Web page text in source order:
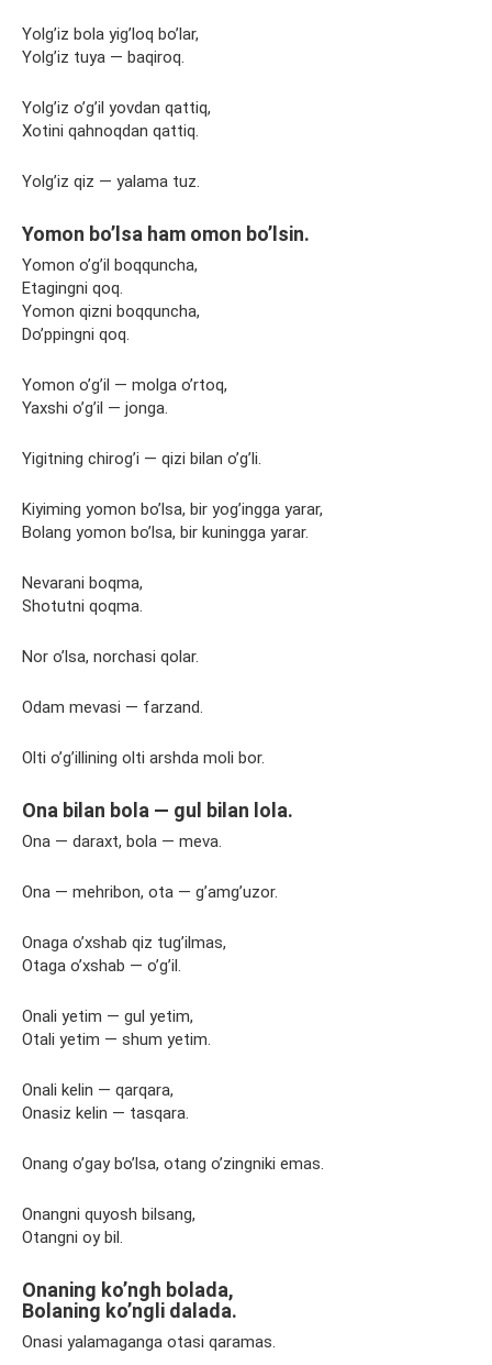
Yolg’iz bola yig’loq bo’lar,
Yolg’iz tuya — baqiroq.
Yolg’iz o’g’il yovdan qattiq,
Xotini qahnoqdan qattiq.
Yolg’iz qiz — yalama tuz.
Yomon bo’lsa ham omon bo’lsin.
Yomon o’g’il boqquncha,
Etagingni qoq.
Yomon qizni boqquncha,
Do’ppingni qoq.
Yomon o’g’il — molga o’rtoq,
Yaxshi o’g’il — jonga.
Yigitning chirog’i — qizi bilan o’g’li.
Kiyiming yomon bo’lsa, bir yog’ingga yarar,
Bolang yomon bo’lsa, bir kuningga yarar.
Nevarani boqma,
Shotutni qoqma.
Nor o’lsa, norchasi qolar.
Odam mevasi — farzand.
Olti o’g’illining olti arshda moli bor.
Ona bilan bola — gul bilan lola.
Ona — daraxt, bola — meva.
Ona — mehribon, ota — g’amg’uzor.
Onaga o’xshab qiz tug’ilmas,
Otaga o’xshab — o’g’il.
Onali yetim — gul yetim,
Otali yetim — shum yetim.
Onali kelin — qarqara,
Onasiz kelin — tasqara.
Onang o’gay bo’lsa, otang o’zingniki emas.
Onangni quyosh bilsang,
Otangni oy bil.
Onaning ko’ngh bolada,
Bolaning ko’ngli dalada.
Onasi yalamaganga otasi qaramas.